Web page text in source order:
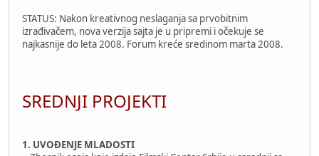
STATUS: Nakon kreativnog neslaganja sa prvobitnim
izrađivačem, nova verzija sajta je u pripremi i očekuje se
najkasnije do leta 2008. Forum kreće sredinom marta 2008.
SREDNJI PROJEKTI
1. UVOĐENJE MLADOSTI